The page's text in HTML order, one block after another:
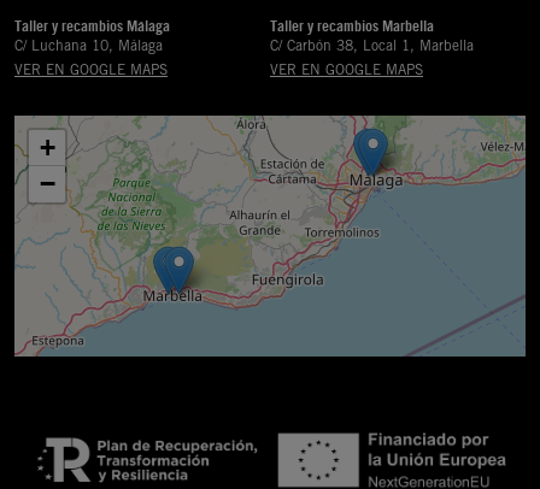
Taller y recambios Málaga
C/ Luchana 10, Málaga
VER EN GOOGLE MAPS
Taller y recambios Marbella
C/ Carbón 38, Local 1, Marbella
VER EN GOOGLE MAPS
+
−